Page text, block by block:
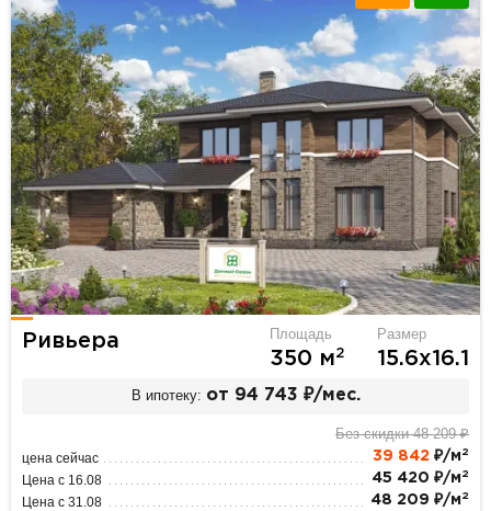
Ривьера Площадь
350 м2
Размер
15.6х16.1
В ипотеку: от 94 743 ₽/мес.
Без скидки 48 209 ₽
цена сейчас 39 842 ₽/м 2
Цена с 16.08 45 420 ₽/м 2
Цена с 31.08 48 209 ₽/м 2